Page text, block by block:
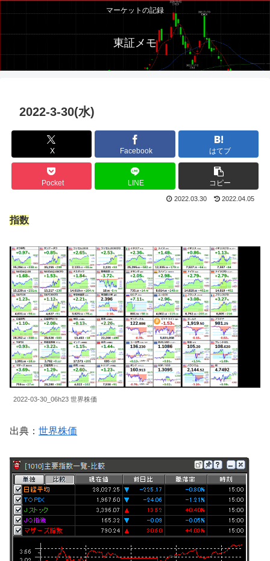
マーケットの記録
東証メモ
2022-3-30(水)
X Facebook はてブ
Pocket LINE コピー
2022.03.30 2022.04.05
指数
2022-03-30_06h23 世界株価
出典： 世界株価